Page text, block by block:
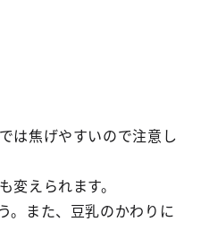
は焦げやすいので注意し
えられます。
。また、豆乳のかわりに